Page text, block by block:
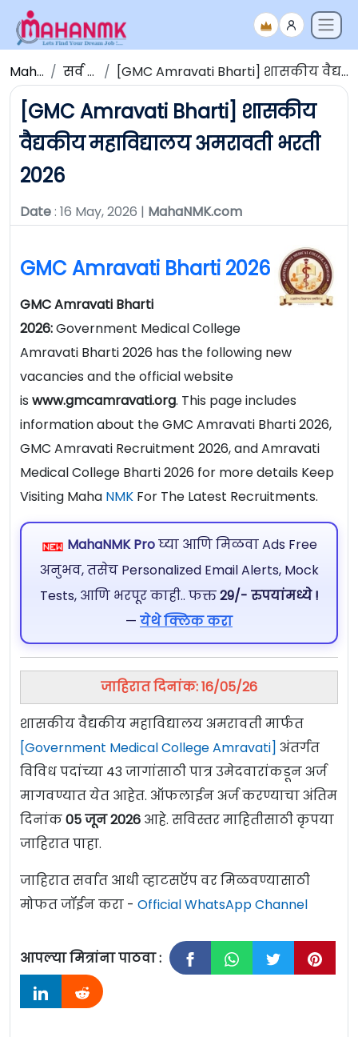
Maha NMK सर्व जाहिराती [GMC Amravati Bharti] शासकीय वैद्यकीय महाविद्यालय अमरावती भरती 2026
[GMC Amravati Bharti] शासकीय
वैद्यकीय महाविद्यालय अमरावती भरती
2026
Date: 16 May, 2026 | MahaNMK.com
GMC Amravati Bharti 2026
GMC Amravati Bharti
2026:Government Medical College
Amravati Bharti 2026 has the following new
vacancies and the official website
is www.gmcamravati.org. This page includes
information about the GMC Amravati Bharti 2026,
GMC Amravati Recruitment 2026, and Amravati
Medical College Bharti 2026 for more details Keep
Visiting Maha NMK For The Latest Recruitments.
MahaNMK Proघ्या आणि मिळवा Ads Free
अनुभव, तसेच Personalized Email Alerts, Mock
Tests, आणि भरपूर काही.. फक्त29/- रुपयांमध्ये !
— येथे क्लिक करा
जाहिरात दिनांक: 16/05/26
शासकीय वैद्यकीय महाविद्यालय अमरावती मार्फत
[Government Medical College Amravati] अंतर्गत
विविध पदांच्या 43 जागांसाठी पात्र उमेदवारांकडून अर्ज
मागवण्यात येत आहेत. ऑफलाईन अर्ज करण्याचा अंतिम
दिनांक05 जून 2026 आहे. सविस्तर माहितीसाठी कृपया
जाहिरात पाहा.
जाहिरात सर्वात आधी व्हाटसऍप वर मिळवण्यासाठी
मोफत जॉईन करा - Official WhatsApp Channel
आपल्या मित्रांना पाठवा :